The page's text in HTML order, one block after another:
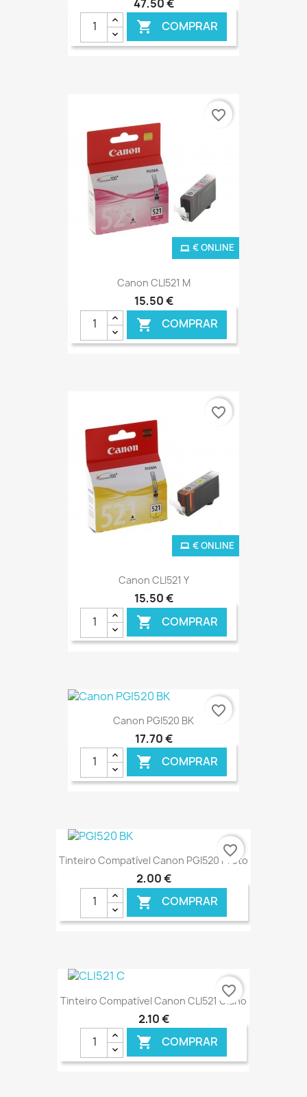
47,50 €
 COMPRAR
Canon CLI521 M
15,50 €
 COMPRAR
€ ONLINE
favorite_border
Canon CLI521 Y
15,50 €
 COMPRAR
€ ONLINE
favorite_border
Canon PGI520 BK
17,70 €
 COMPRAR
€ ONLINE
favorite_border
Tinteiro Compatível Canon PGI520 Preto
2,00 €
 COMPRAR
€ ONLINE
favorite_border
Tinteiro Compatível Canon CLI521 Ciano
2,10 €
 COMPRAR
favorite_border